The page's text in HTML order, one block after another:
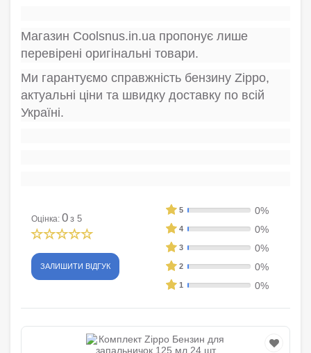
Магазин Coolsnus.in.ua пропонує лише
перевірені оригінальні товари.
Ми гарантуємо справжність бензину Zippo,
актуальні ціни та швидку доставку по всій
Україні.
Оцінка: 0 з 5
ЗАЛИШИТИ ВІДГУК
5 0%
4 0%
3 0%
2 0%
1 0%